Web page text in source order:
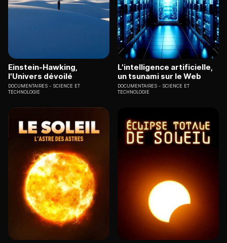
Einstein-Hawking,
l'Univers dévoilé
DOCUMENTAIRES
SCIENCE ET
TECHNOLOGIE
L'intelligence artificielle,
un tsunami sur le Web
DOCUMENTAIRES
SCIENCE ET
TECHNOLOGIE